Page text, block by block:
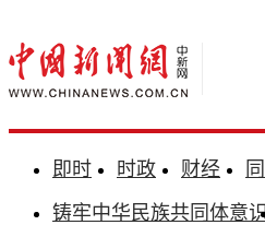
即时 时政 财经
铸牢中华民族共同体意